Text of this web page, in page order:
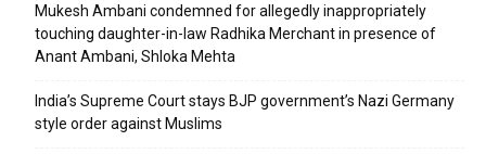
Mukesh Ambani condemned for allegedly inappropriately
touching daughter-in-law Radhika Merchant in presence of
Anant Ambani, Shloka Mehta
India’s Supreme Court stays BJP government’s Nazi Germany
style order against Muslims